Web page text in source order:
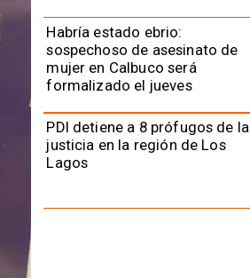
Habría estado ebrio:
sospechoso de asesinato de
mujer en Calbuco será
formalizado el jueves
PDI detiene a 8 prófugos de la
justicia en la región de Los
Lagos